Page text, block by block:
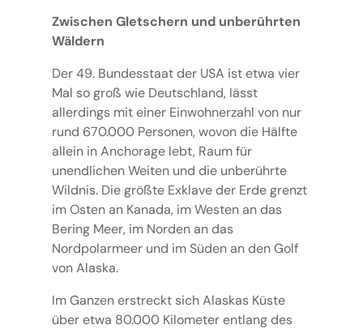
Zwischen Gletschern und unberührten
Wäldern
Der 49. Bundesstaat der USA ist etwa vier
Mal so groß wie Deutschland, lässt
allerdings mit einer Einwohnerzahl von nur
rund 670.000 Personen, wovon die Hälfte
allein in Anchorage lebt, Raum für
unendlichen Weiten und die unberührte
Wildnis. Die größte Exklave der Erde grenzt
im Osten an Kanada, im Westen an das
Bering Meer, im Norden an das
Nordpolarmeer und im Süden an den Golf
von Alaska.
Im Ganzen erstreckt sich Alaskas Küste
über etwa 80.000 Kilometer entlang des